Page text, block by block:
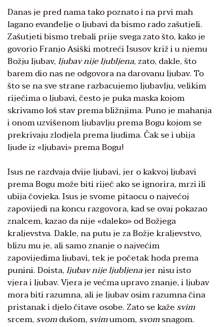
Danas je pred nama tako poznato i na prvi mah
lagano evanđelje o ljubavi da bismo rado zašutjeli.
Zašutjeti bismo trebali prije svega zato što, kako je
govorio Franjo Asiški motreći Isusov križ i u njemu
Božju ljubav,ljubav nije ljubljena, zato, dakle, što
barem dio nas ne odgovora na darovanu ljubav. To
što se na sve strane razbacujemo ljubavlju, velikim
riječima o ljubavi, često je puka maska kojom
skrivamo loš stav prema bližnjima. Puno je mahanja
i onom uzvišenom ljubavlju prema Bogu kojom se
prekrivaju zlodjela prema ljudima. Čak se i ubija
ljude iz «ljubavi» prema Bogu!
Isus ne razdvaja dvije ljubavi, jer o kakvoj ljubavi
prema Bogu može biti riječ ako se ignorira, mrzi ili
ubija čovjeka. Isus je svome pitaocu o najvećoj
zapovijedi na koncu razgovora, kad se ovaj pokazao
znalcem, kazao da nije «daleko» od Božjega
kraljevstva. Dakle, na putu je za Božje kraljevstvo,
blizu mu je, ali samo znanje o najvećim
zapovijedima ljubavi, tek je početak hoda prema
punini. Doista,ljubav nije ljubljenajer nisu isto
vjera i ljubav. Vjera je većma upravo znanje, i ljubav
mora biti razumna, ali je ljubav osim razumna čina
pristanak i djelo čitave osobe. Zato se kažesvim
srcem,svomdušom,svimumom,svomsnagom.